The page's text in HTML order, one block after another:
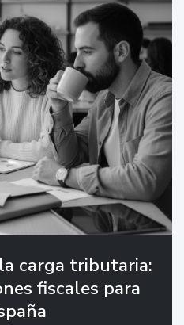
carga tributaria:
fiscales para